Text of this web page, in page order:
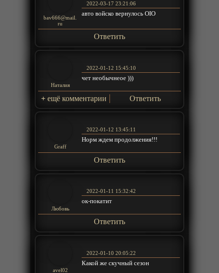
bav666@mail.
ru
2022-03-17 23:21:06
авто войско вернулось OIO
Ответить
Наталия
2022-01-12 15:45:10
чет необычнеое )))
+ ещё комментарии Ответить
Graff
2022-01-12 13:45:11
Норм ждем продолжения!!!
Ответить
Любовь
2022-01-11 15:32:42
ок-покатит
Ответить
avel02
2022-01-10 20:05:22
Какой же скучный сезон